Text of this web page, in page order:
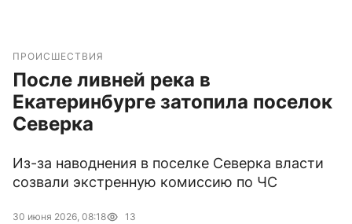
ПРОИСШЕСТВИЯ
После ливней река в
Екатеринбурге затопила поселок
Северка
Из-за наводнения в поселке Северка власти
созвали экстренную комиссию по ЧС
30 июня 2026, 08:18 13